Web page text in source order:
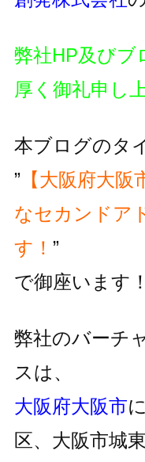
弊社HP及びブ
厚く御礼申し
本ブログのタ
”【大阪府大阪
なセカンドア
す！ ”
で御座います！
弊社のバーチ
スは、
大阪府大阪市に
区、大阪市城東